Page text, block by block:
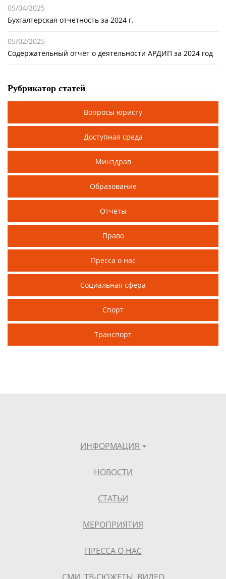
05/04/2025
Бухгалтерская отчетность за 2024 г.
05/02/2025
Содержательный отчёт о деятельности АРДИП за 2024 год
Рубрикатор статей
Вопросы юристу
Доступная среда
Минздрав
Образование
Отчеты
Право
Пресса о нас
Социальная сфера
Спорт
Транспорт
ИНФОРМАЦИЯ
НОВОСТИ
СТАТЬИ
МЕРОПРИЯТИЯ
ПРЕССА О НАС